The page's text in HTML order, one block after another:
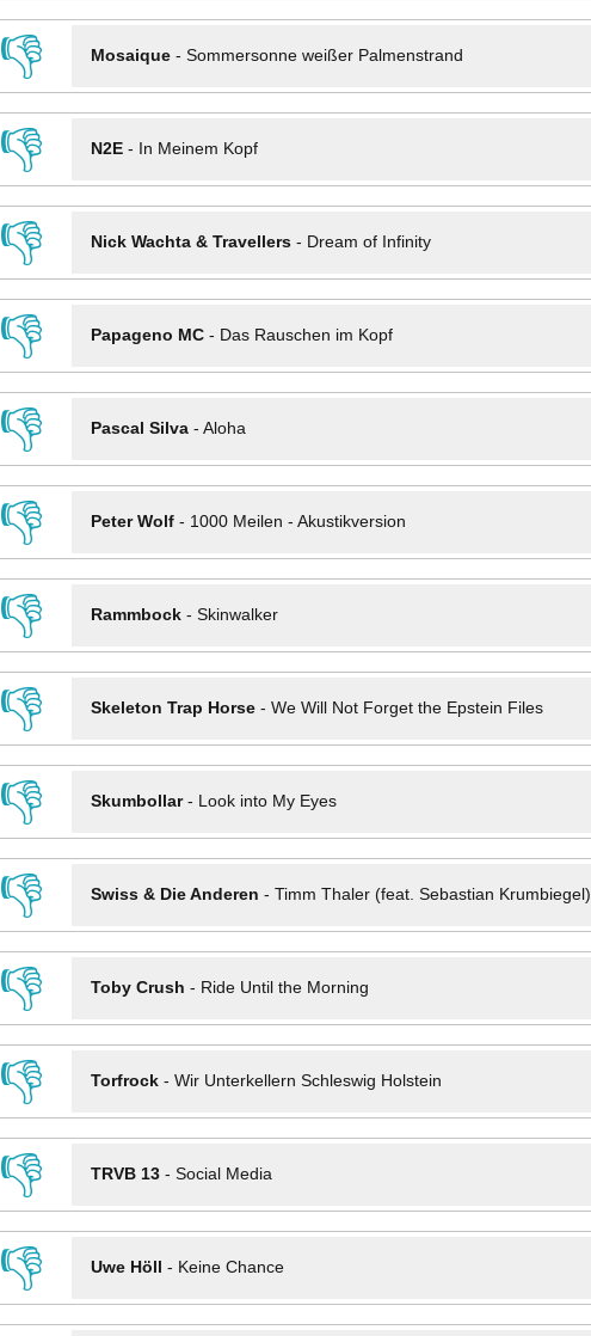
👎
Mosaique- Sommersonne weißer Palmenstrand
👎
N2E- In Meinem Kopf
👎
Nick Wachta & Travellers- Dream of Infinity
👎
Papageno MC- Das Rauschen im Kopf
👎
Pascal Silva- Aloha
👎
Peter Wolf- 1000 Meilen - Akustikversion
👎
Rammbock- Skinwalker
👎
Skeleton Trap Horse- We Will Not Forget the Epstein Files
👎
Skumbollar- Look into My Eyes
👎
Swiss & Die Anderen - Timm Thaler (feat. Sebastian Krumbiegel)
👎
Toby Crush - Ride Until the Morning
👎
Torfrock- Wir Unterkellern Schleswig Holstein
👎
TRVB 13- Social Media
👎
Uwe Höll - Keine Chance